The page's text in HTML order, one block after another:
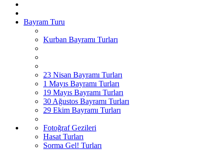
Bayram Turu
Kurban Bayramı Turları
23 Nisan Bayramı Turları
1 Mayıs Bayramı Turları
19 Mayıs Bayramı Turları
30 Ağustos Bayramı Turları
29 Ekim Bayramı Turları
Fotoğraf Gezileri
Hasat Turları
Sorma Gel! Turları